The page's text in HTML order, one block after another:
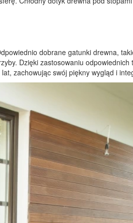
dobrane gatunki drewna,
Dzięki zastosowaniu
zachowując swój piękny wygląd i